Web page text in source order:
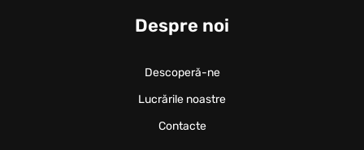
Despre noi
Descoperă-ne
Lucrările noastre
Contacte